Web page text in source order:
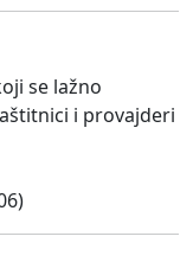
se lažno
i provajderi